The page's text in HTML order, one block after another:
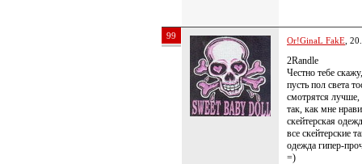
99 Or!GinaL FakE ,
2Randle
Честно тебе
пусть пол света
смотрятся
так, как мне
скейтерская
все скейтерские
одежда гипер-
=)